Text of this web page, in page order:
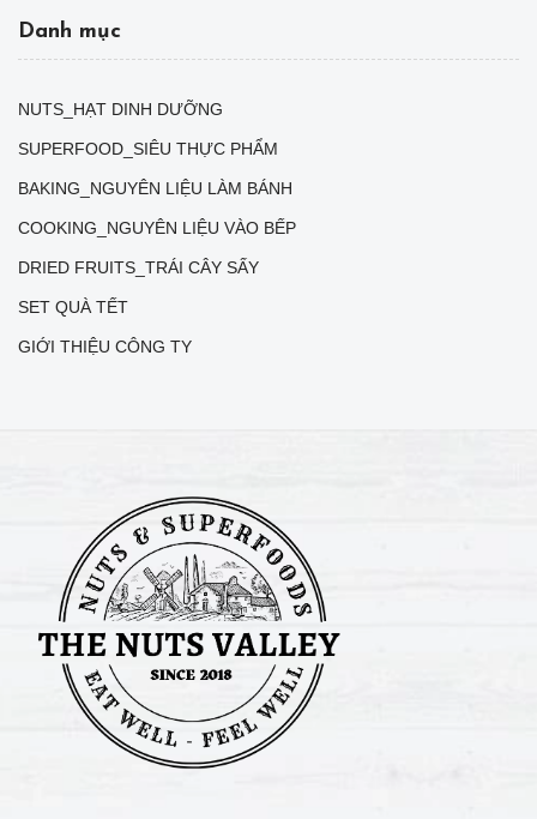
Danh mục
NUTS_HẠT DINH DƯỠNG
SUPERFOOD_SIÊU THỰC PHẨM
BAKING_NGUYÊN LIỆU LÀM BÁNH
COOKING_NGUYÊN LIỆU VÀO BẾP
DRIED FRUITS_TRÁI CÂY SẤY
SET QUÀ TẾT
GIỚI THIỆU CÔNG TY